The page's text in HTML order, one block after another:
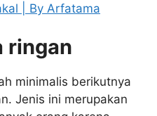
| By Arfatama
ringan
minimalis berikutnya
Jenis ini merupakan